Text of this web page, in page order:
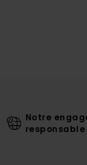
Notre
responsable